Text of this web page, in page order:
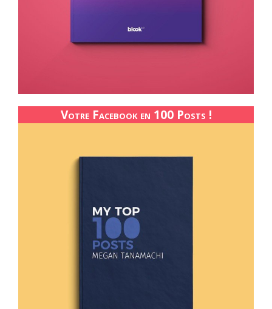
Votre Facebook en 100 Posts !